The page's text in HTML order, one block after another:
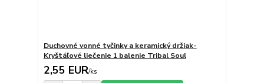
Duchovné vonné tyčinky a keramický držiak-
Kryštáľové liečenie 1 balenie Tribal Soul
2,55 EUR/ks